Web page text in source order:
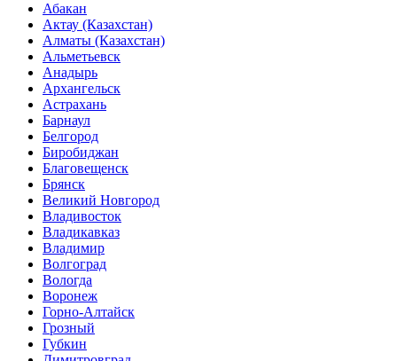
Абакан
Актау (Казахстан)
Алматы (Казахстан)
Альметьевск
Анадырь
Архангельск
Астрахань
Барнаул
Белгород
Биробиджан
Благовещенск
Брянск
Великий Новгород
Владивосток
Владикавказ
Владимир
Волгоград
Вологда
Воронеж
Горно-Алтайск
Грозный
Губкин